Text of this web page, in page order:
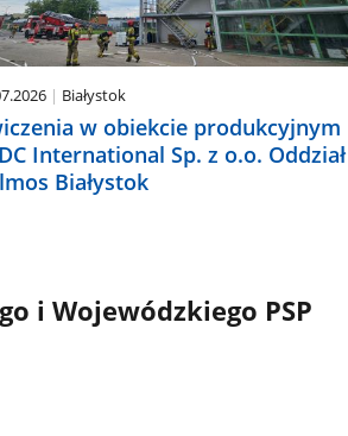
Białystok
w obiekcie produkcyjnym
International Sp. z o.o. Oddział
Białystok
i Wojewódzkiego PSP